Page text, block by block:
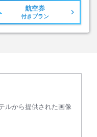
航空券
付きプラン
ルから提供された画像